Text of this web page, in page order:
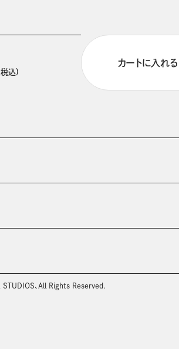
込)
カートに入れる
、All Rights Reserved.